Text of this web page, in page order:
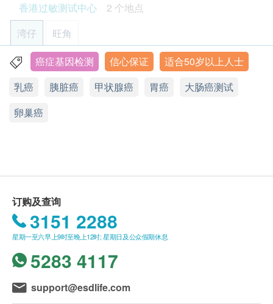
胃肠道（大肠，胃，胰腺）
内分泌（甲状腺，副神经节瘤/嗜铬细胞瘤，甲状
旁腺，垂体）
泌尿生殖系统（肾/泌尿道，前列腺）
皮肤（黑色素瘤，基底细胞癌）
脑/神经系统
遗传性癌症及其参考信息(
进行过敏测试后，因应不同测试计划，一般情况
下，可于10至14个工作天跟进检查报告。
报告可以电邮给客户，或客户可亲身往麦迪体检中
心领取。
订购一经确认，不设退款。
如有争议，香港过敏测试中心 及 健康网购 health.
ESDlife 保留最后决定权。
途。当阁下身体健康出现任何疾病征兆时，应立即
咨询有认可资格的医生，作出诊断及治疗。
本服务/产品由商户提供。生活易【健康网购
有关此服务/产品的错漏或延误，或因使用此服务/
产品而引致的损失、损害、受伤或法律诉讼，健康
网购health.ESDlife概不负责。一切有关的索偿或
香港过敏测试中心
2 个地点
湾仔
旺角
香港过敏测试中心
显示地图
星期一至五: 9:00a.m – 6:00p.m & 9:00p.m – 10:00p.m
癌症基因检测 信心保证
适合50岁以上人士
乳癌
胰脏癌 甲状腺癌 胃癌
大肠癌测试
卵巢癌
订购及查询
3151 2288
星期一至六早上9时至晚上12时; 星期日及公众假期休息
5283 4117
support@esdlife.com